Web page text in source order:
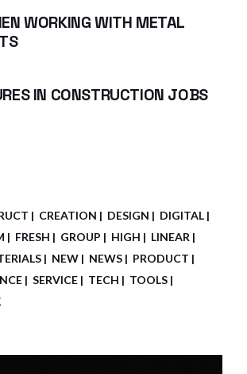
WORKING WITH METAL
IN CONSTRUCTION JOBS
CREATION DESIGN
DIGITAL
FRESH GROUP HIGH
LINEAR
NEW NEWS
PRODUCT
SERVICE TECH
TOOLS